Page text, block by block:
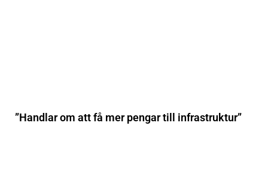
”Handlar om att få mer pengar till infrastruktur”